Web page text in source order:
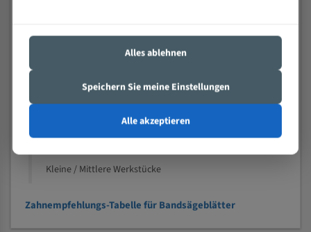
Nichteisenmetalle
Speziell entwickelt für Profile / Rohre
Kleine und mittlere Profile / Kleine Durchmesser
Kleine / Mittlere Werkstücke
Zahnempfehlungs-Tabelle für Bandsägeblätter
Alles ablehnen
Speichern Sie meine Einstellungen
Alle akzeptieren